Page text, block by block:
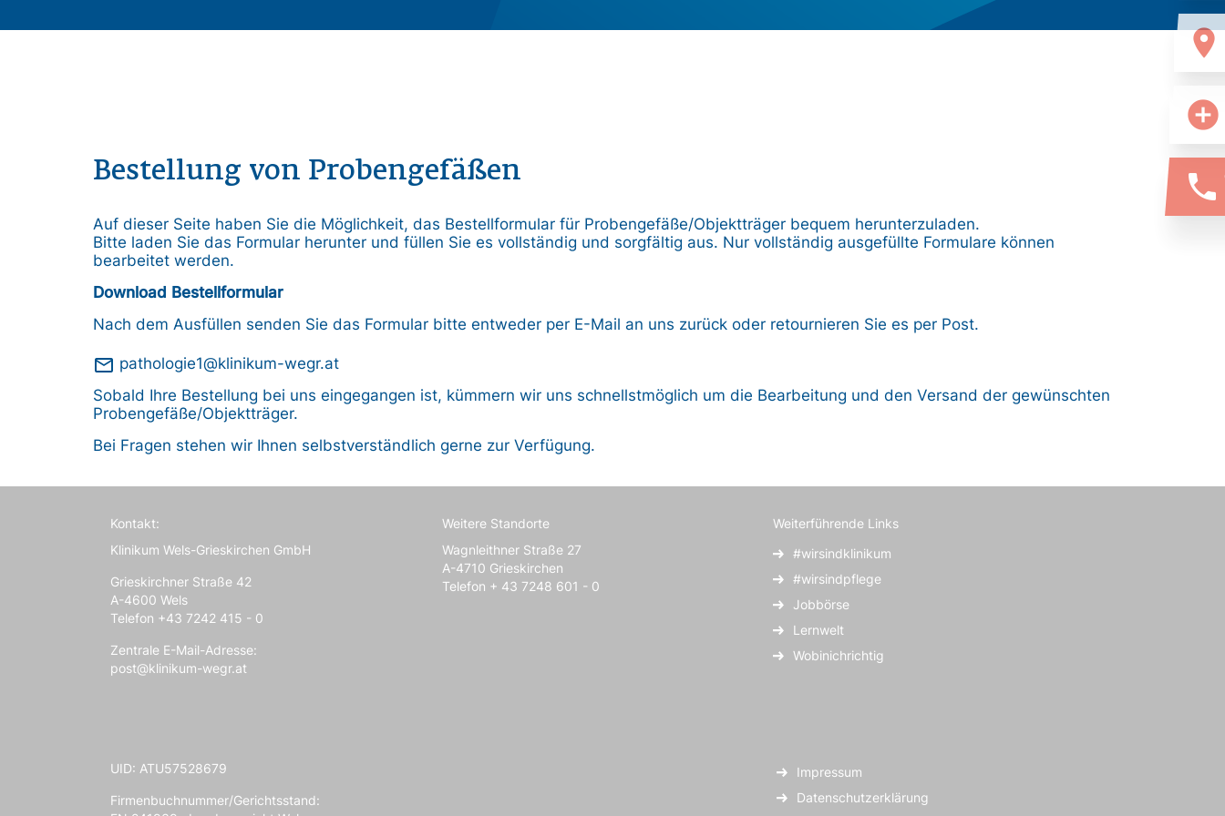
Bestellung von Probengefäßen
Auf dieser Seite haben Sie die Möglichkeit, das Bestellformular für Probengefäße/Objektträger bequem herunterzuladen.
Bitte laden Sie das Formular herunter und füllen Sie es vollständig und sorgfältig aus. Nur vollständig ausgefüllte Formulare können
bearbeitet werden.
Download Bestellformular
Nach dem Ausfüllen senden Sie das Formular bitte entweder per E-Mail an uns zurück oder retournieren Sie es per Post.
mail_outline pathologie1@klinikum-wegr.at
Sobald Ihre Bestellung bei uns eingegangen ist, kümmern wir uns schnellstmöglich um die Bearbeitung und den Versand der gewünschten
Probengefäße/Objektträger.
Bei Fragen stehen wir Ihnen selbstverständlich gerne zur Verfügung.
location_on
add_circle
phone
Kontakt:
Klinikum Wels-Grieskirchen GmbH
Grieskirchner Straße 42
A-4600 Wels
Telefon +43 7242 415 - 0
Zentrale E-Mail-Adresse:
post@klinikum-wegr.at
Weitere Standorte
Wagnleithner Straße 27
A-4710 Grieskirchen
Telefon + 43 7248 601 - 0
Weiterführende Links
#wirsindklinikum
#wirsindpflege
Jobbörse
Lernwelt
Wobinichrichtig
UID: ATU57528679
Firmenbuchnummer/Gerichtsstand:
Impressum
Datenschutzerklärung